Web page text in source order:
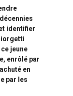
identifier
jeune
enrôlé par
en
par les